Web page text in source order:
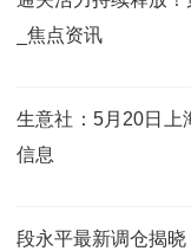
_焦点资讯
生意社：5月20日上
信息
段永平最新调仓揭